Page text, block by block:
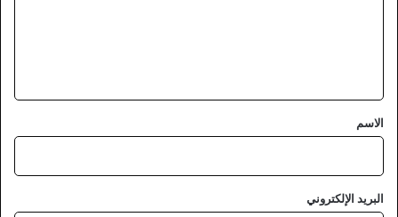
*
الاسم
البريد الإلكتروني